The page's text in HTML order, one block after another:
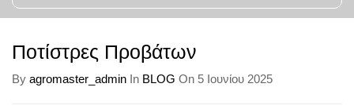
Ποτίστρες Προβάτων
By agromaster_admin In BLOG On 5 Ιουνίου 2025